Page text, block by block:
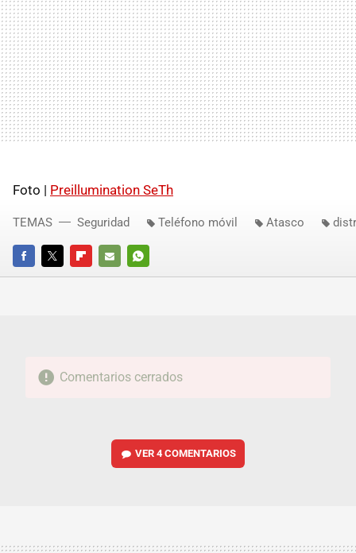
Foto | Preillumination SeTh
FACEBOOKTWITTERFLIPBOARD
E-
WHATSAPP
TEMAS Seguridad Teléfono móvil Atasco
Comentarios cerrados
VER4 COMENTARIOS